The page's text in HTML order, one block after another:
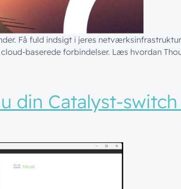
Få fuld indsigt i jeres
baserede forbindelser. Læs hvordan
der fejler?
din Catalyst-